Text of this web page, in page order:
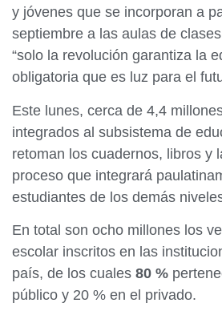
y jóvenes que se incorporan a
septiembre a las aulas de
“solo la revolución garantiza la
obligatoria que es luz para el
Este lunes, cerca de 4,4
integrados al subsistema de
retoman los cuadernos, libros y
proceso que integrará
estudiantes de los demás
En total son ocho millones los
escolar inscritos en las
país, de los cuales 80 %
público y 20 % en el privado.